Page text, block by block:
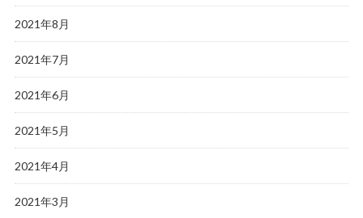
2021年8月
2021年7月
2021年6月
2021年5月
2021年4月
2021年3月